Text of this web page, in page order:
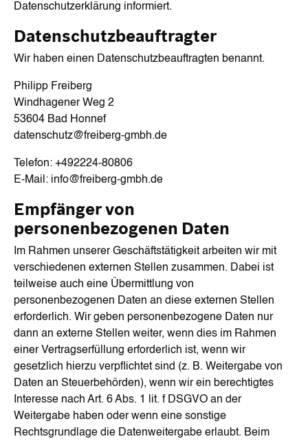
Datenschutzerklärung informiert.
Datenschutz­beauftragter
Wir haben einen Datenschutzbeauftragten benannt.
Philipp Freiberg
Windhagener Weg 2
53604 Bad Honnef
datenschutz@freiberg-gmbh.de
Telefon: +492224-80806
E-Mail: info@freiberg-gmbh.de
Empfänger von
personenbezogenen Daten
Im Rahmen unserer Geschäftstätigkeit arbeiten wir mit
verschiedenen externen Stellen zusammen. Dabei ist
teilweise auch eine Übermittlung von
personenbezogenen Daten an diese externen Stellen
erforderlich. Wir geben personenbezogene Daten nur
dann an externe Stellen weiter, wenn dies im Rahmen
einer Vertragserfüllung erforderlich ist, wenn wir
gesetzlich hierzu verpflichtet sind (z. B. Weitergabe von
Daten an Steuerbehörden), wenn wir ein berechtigtes
Interesse nach Art. 6 Abs. 1 lit. f DSGVO an der
Weitergabe haben oder wenn eine sonstige
Rechtsgrundlage die Datenweitergabe erlaubt. Beim